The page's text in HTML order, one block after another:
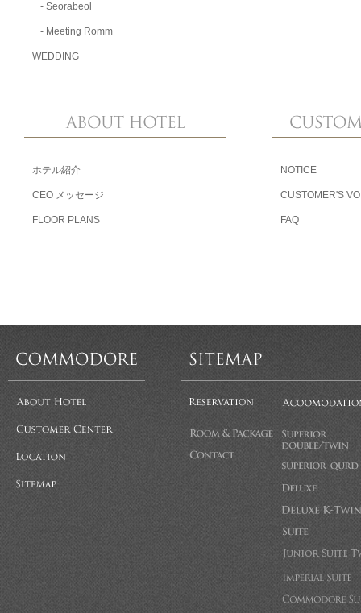
- Seorabeol
- Meeting Romm
WEDDING
ホテル紹介
CEO メッセージ
FLOOR PLANS
NOTICE
CUSTOMER'S
FAQ